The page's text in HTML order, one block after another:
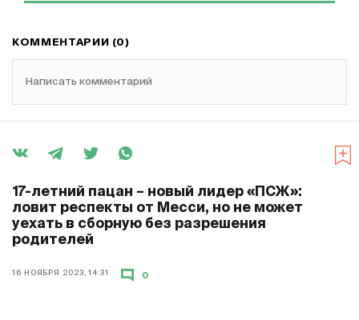
КОММЕНТАРИИ (0)
Написать комментарий
17-летний пацан – новый лидер «ПСЖ»:
ловит респекты от Месси, но не может
уехать в сборную без разрешения
родителей
16 НОЯБРЯ 2023, 14:31 0